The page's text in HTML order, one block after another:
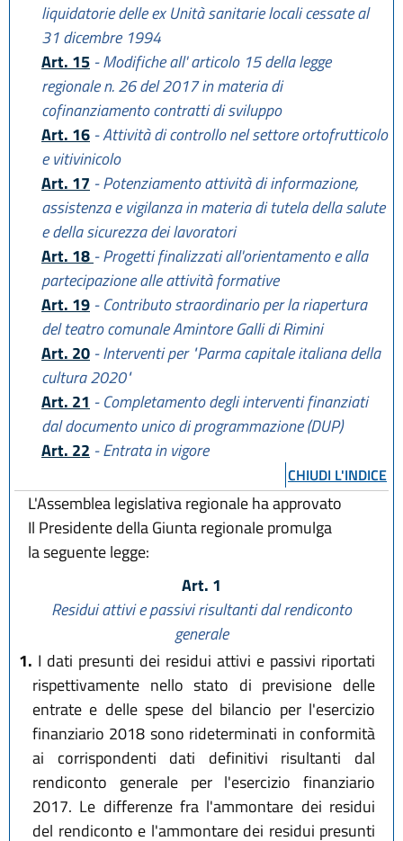
liquidatorie delle ex Unità sanitarie locali cessate al
31 dicembre 1994
Art. 15 - Modifiche all' articolo 15 della legge
regionale n. 26 del 2017 in materia di
cofinanziamento contratti di sviluppo
Art. 16 - Attività di controllo nel settore ortofrutticolo
e vitivinicolo
Art. 17 - Potenziamento attività di informazione,
assistenza e vigilanza in materia di tutela della salute
e della sicurezza dei lavoratori
Art. 18 - Progetti finalizzati all'orientamento e alla
partecipazione alle attività formative
Art. 19 - Contributo straordinario per la riapertura
del teatro comunale Amintore Galli di Rimini
Art. 20 - Interventi per "Parma capitale italiana della
cultura 2020"
Art. 21 - Completamento degli interventi finanziati
dal documento unico di programmazione (DUP)
Art. 22 - Entrata in vigore
CHIUDI L'INDICE
L'Assemblea legislativa regionale ha approvato
Il Presidente della Giunta regionale promulga
la seguente legge:
Art. 1
Residui attivi e passivi risultanti dal rendiconto
generale
1. I dati presunti dei residui attivi e passivi riportati
rispettivamente nello stato di previsione delle
entrate e delle spese del bilancio per l'esercizio
finanziario 2018 sono rideterminati in conformità
ai corrispondenti dati definitivi risultanti dal
rendiconto generale per l'esercizio finanziario
2017. Le differenze fra l'ammontare dei residui
del rendiconto e l'ammontare dei residui presunti